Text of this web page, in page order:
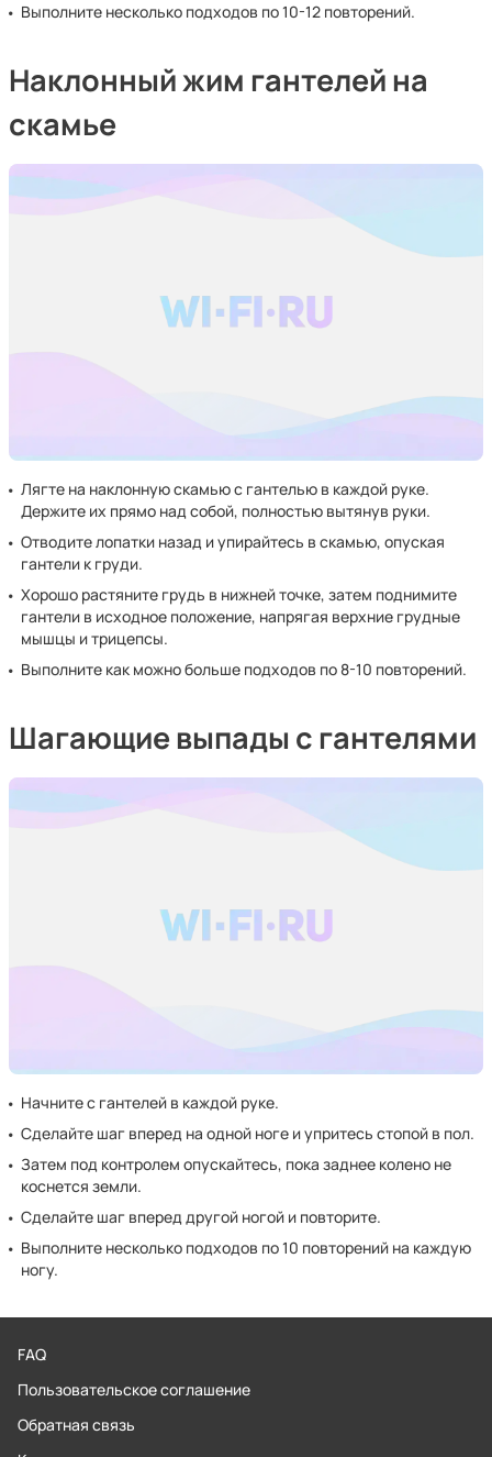
Выполните несколько подходов по 10-12 повторений.
Наклонный жим гантелей на
скамье
Лягте на наклонную скамью с гантелью в каждой руке.
Держите их прямо над собой, полностью вытянув руки.
Отводите лопатки назад и упирайтесь в скамью, опуская
гантели к груди.
Хорошо растяните грудь в нижней точке, затем поднимите
гантели в исходное положение, напрягая верхние грудные
мышцы и трицепсы.
Выполните как можно больше подходов по 8-10 повторений.
Шагающие выпады с гантелями
Начните с гантелей в каждой руке.
Сделайте шаг вперед на одной ноге и упритесь стопой в пол.
Затем под контролем опускайтесь, пока заднее колено не
коснется земли.
Сделайте шаг вперед другой ногой и повторите.
Выполните несколько подходов по 10 повторений на каждую
ногу.
FAQ
Пользовательское соглашение
Обратная связь